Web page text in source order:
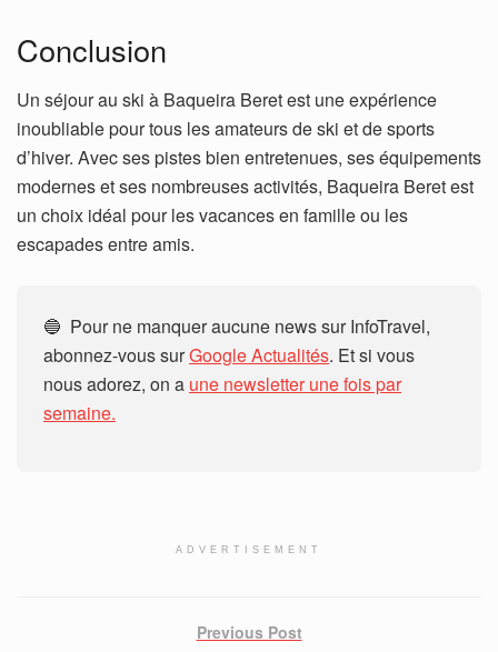
Conclusion
Un séjour au ski à Baqueira Beret est une expérience
inoubliable pour tous les amateurs de ski et de sports
d’hiver. Avec ses pistes bien entretenues, ses équipements
modernes et ses nombreuses activités, Baqueira Beret est
un choix idéal pour les vacances en famille ou les
escapades entre amis.
🔵 Pour ne manquer aucune news sur InfoTravel,
abonnez-vous surGoogle Actualités. Et si vous
nous adorez, on a une newsletter une fois par
semaine.
ADVERTISEMENT
Previous Post